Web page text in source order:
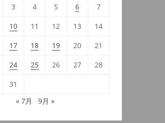
3 4 5 6 7
10 11 12 13 14
17 18 19 20 21
24 25 26 27 28
31
« 7月
9月 »